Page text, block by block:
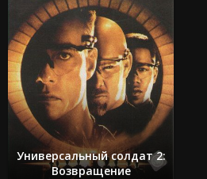
Универсальный солдат 2:
Возвращение